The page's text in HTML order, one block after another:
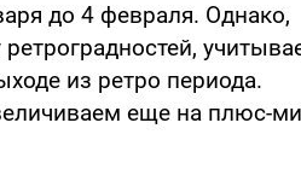
до 4 февраля. Однако,
из ретро периода.
еще на плюс-